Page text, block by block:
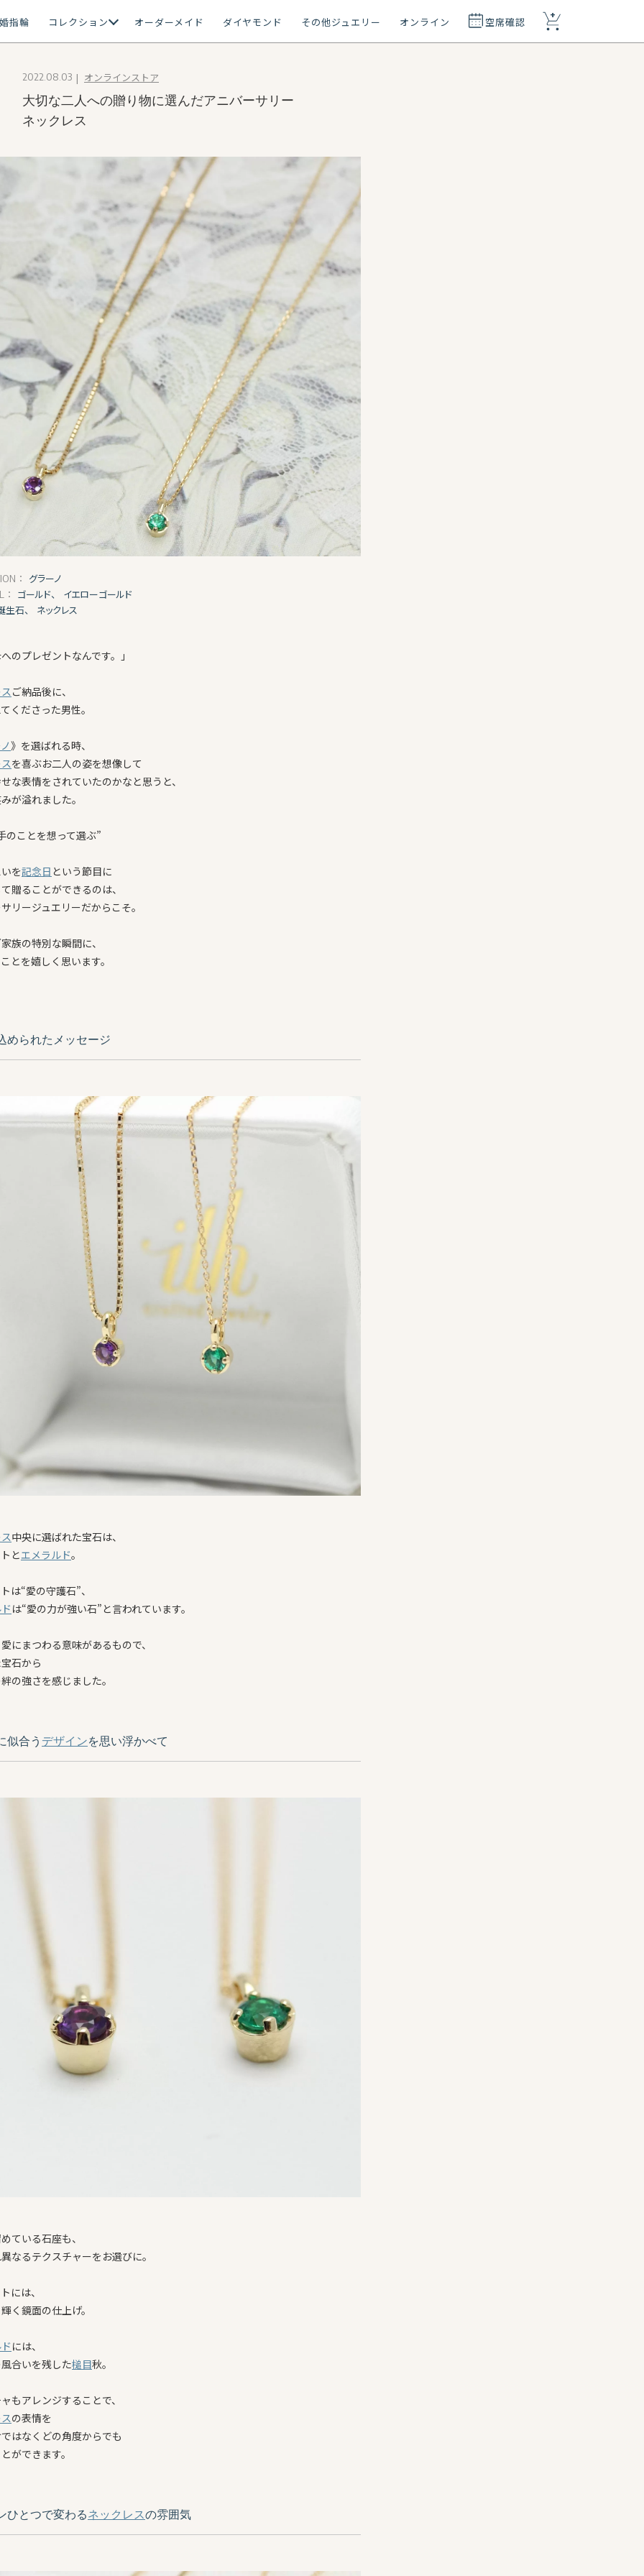
指輪 コレクション オーダーメイド ダイヤモンド その他ジュエリー オンライン 空席確認
+
2022.08.03 オンラインストア
大切な二人への贈り物に選んだアニバーサリー
ネックレス
： グラーノ
： ゴールド、
イエローゴールド
生石、
ネックレス
のプレゼントなんです。」
ご納品後に、
くださった男性。
》を選ばれる時、
を喜ぶお二人の姿を想像して
な表情をされていたのかなと思うと、
が溢れました。
のことを想って選ぶ”
を記念日 という節目に
贈ることができるのは、
リージュエリーだからこそ。
族の特別な瞬間に、
とを嬉しく思います。
められたメッセージ
中央に選ばれた宝石は、
とエメラルド。
は“愛の守護石”、
は“愛の力が強い石”と言われています。
にまつわる意味があるもので、
石から
の強さを感じました。
似合う デザインを思い浮かべて
ている石座も、
なるテクスチャーをお選びに。
には、
く鏡面の仕上げ。
には、
合いを残した槌目秋。
もアレンジすることで、
の表情を
はなくどの角度からでも
ができます。
ひとつで変わるネックレスの雰囲気